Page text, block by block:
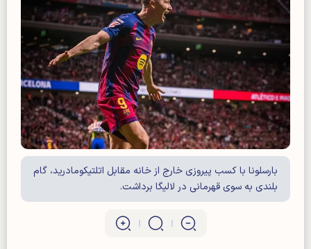
بارسلونا با کسب پیروزی خارج از خانه مقابل اتلتیکومادرید، گام
بلندی به سوی قهرمانی در لالیگا برداشت.